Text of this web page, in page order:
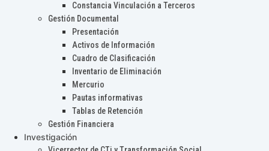
Constancia Vinculación a Terceros
Gestión Documental
Presentación
Activos de Información
Cuadro de Clasificación
Inventario de Eliminación
Mercurio
Pautas informativas
Tablas de Retención
Gestión Financiera
Investigación